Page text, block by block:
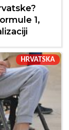
1,
HRVATSKA